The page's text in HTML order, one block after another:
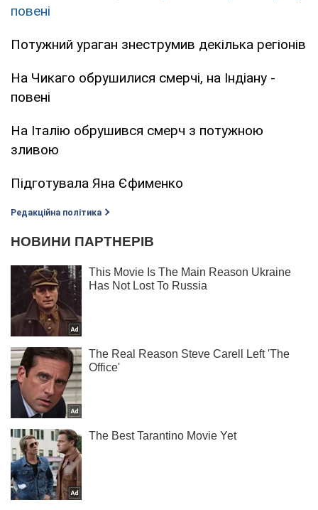
повені
Потужний ураган знеструмив декілька регіонів
На Чикаго обрушилися смерчі, на Індіану -
повені
На Італію обрушився смерч з потужною
зливою
Підготувала Яна Єфименко
Редакційна політика